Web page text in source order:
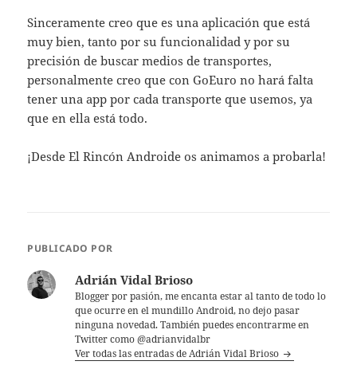
Sinceramente creo que es una aplicación que está
muy bien, tanto por su funcionalidad y por su
precisión de buscar medios de transportes,
personalmente creo que con GoEuro no hará falta
tener una app por cada transporte que usemos, ya
que en ella está todo.
¡Desde El Rincón Androide os animamos a probarla!
PUBLICADO POR
Adrián Vidal Brioso
Blogger por pasión, me encanta estar al tanto de todo lo
que ocurre en el mundillo Android, no dejo pasar
ninguna novedad. También puedes encontrarme en
Twitter como @adrianvidalbr
Ver todas las entradas de Adrián Vidal Brioso